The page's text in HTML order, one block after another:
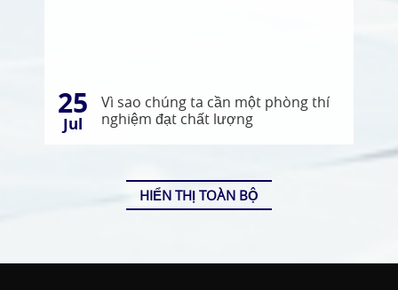
25
Jul
Vì sao chúng ta cần một phòng thí
nghiệm đạt chất lượng
HIỂN THỊ TOÀN BỘ